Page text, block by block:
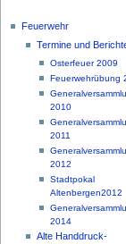
Feuerwehr
Termine und
Osterfeuer 2009
Feuerwehrübung
2010
2011
2012
Stadtpokal
Altenbergen2012
2014
Alte Handdruck-